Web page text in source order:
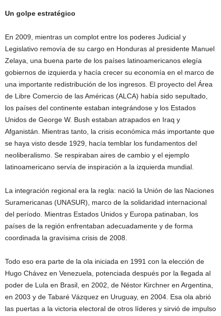
Un golpe estratégico
En 2009, mientras un complot entre los poderes Judicial y
Legislativo removía de su cargo en Honduras al presidente Manuel
Zelaya, una buena parte de los países latinoamericanos elegía
gobiernos de izquierda y hacía crecer su economía en el marco de
una importante redistribución de los ingresos. El proyecto del Área
de Libre Comercio de las Américas (ALCA) había sido sepultado,
los países del continente estaban integrándose y los Estados
Unidos de George W. Bush estaban atrapados en Iraq y
Afganistán. Mientras tanto, la crisis económica más importante que
se haya visto desde 1929, hacía temblar los fundamentos del
neoliberalismo. Se respiraban aires de cambio y el ejemplo
latinoamericano servía de inspiración a la izquierda mundial.
La integración regional era la regla: nació la Unión de las Naciones
Suramericanas (UNASUR), marco de la solidaridad internacional
del período. Mientras Estados Unidos y Europa patinaban, los
países de la región enfrentaban adecuadamente y de forma
coordinada la gravísima crisis de 2008.
Todo eso era parte de la ola iniciada en 1991 con la elección de
Hugo Chávez en Venezuela, potenciada después por la llegada al
poder de Lula en Brasil, en 2002, de Néstor Kirchner en Argentina,
en 2003 y de Tabaré Vázquez en Uruguay, en 2004. Esa ola abrió
las puertas a la victoria electoral de otros líderes y sirvió de impulso